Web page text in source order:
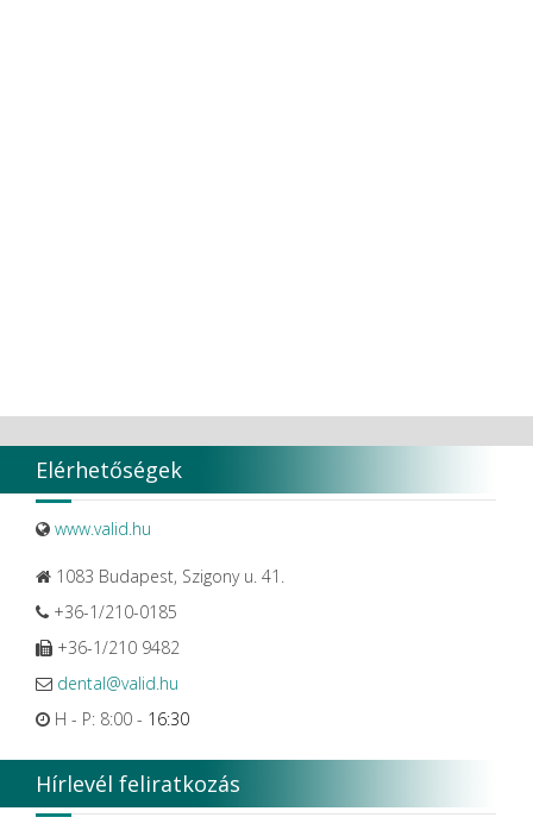
Elérhetőségek
www.valid.hu
1083 Budapest, Szigony u. 41.
+36-1/210-0185
+36-1/210 9482
dental@valid.hu
H - P: 8:00 - 16:30
Hírlevél feliratkozás